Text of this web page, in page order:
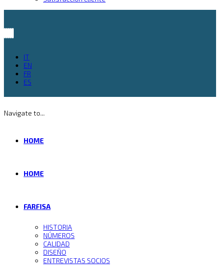
IT
EN
FR
ES
Navigate to...
HOME
HOME
FARFISA
HISTORIA
NÚMEROS
CALIDAD
DISEÑO
ENTREVISTAS SOCIOS